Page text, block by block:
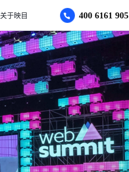
关于映目 400 6161 905